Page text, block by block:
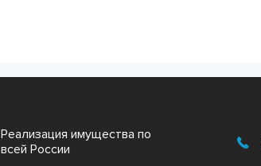
Реализация имущества по
всей России